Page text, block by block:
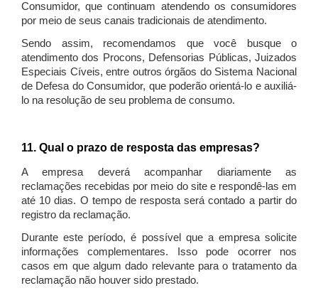
Consumidor, que continuam atendendo os consumidores
por meio de seus canais tradicionais de atendimento.
Sendo assim, recomendamos que você busque o
atendimento dos Procons, Defensorias Públicas, Juizados
Especiais Cíveis, entre outros órgãos do Sistema Nacional
de Defesa do Consumidor, que poderão orientá-lo e auxiliá-
lo na resolução de seu problema de consumo.
11. Qual o prazo de resposta das empresas?
A empresa deverá acompanhar diariamente as
reclamações recebidas por meio do site e respondê-las em
até 10 dias. O tempo de resposta será contado a partir do
registro da reclamação.
Durante este período, é possível que a empresa solicite
informações complementares. Isso pode ocorrer nos
casos em que algum dado relevante para o tratamento da
reclamação não houver sido prestado.